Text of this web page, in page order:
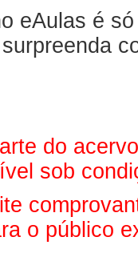
eAulas é
do
sob
o público